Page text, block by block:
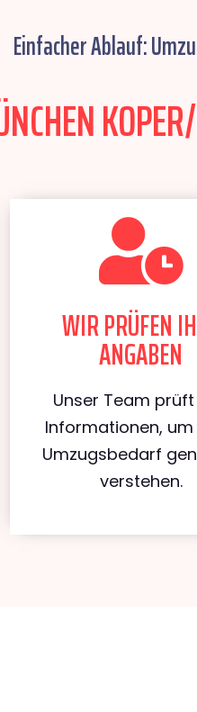
Einfacher Ablauf:
WIR PRÜFEN
ANGABEN
Unser Team
Informationen, um
Umzugsbedarf
verstehen.